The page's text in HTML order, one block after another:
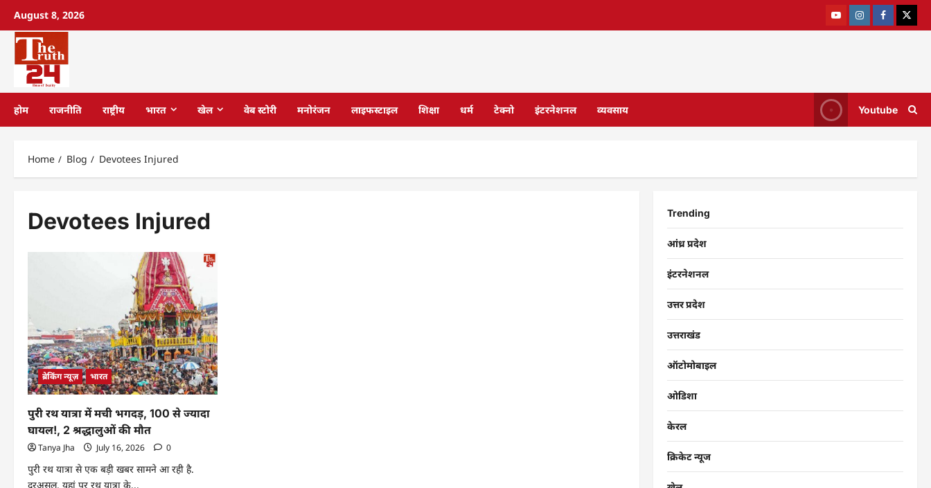
August 8, 2026
होम राजनीति राष्ट्रीय भारत खेल वेब स्टोरी मनोरंजन लाइफस्टाइल शिक्षा धर्म टेक्नो इंटरनेशनल व्यवसाय Youtube
Home Blog Devotees Injured
Devotees Injured
ब्रेकिंग न्यूज़ भारत
पुरी रथ यात्रा में मची भगदड़, 100 से ज्यादा
घायल!, 2 श्रद्धालुओं की मौत
Tanya Jha July 16, 2026 0
पुरी रथ यात्रा से एक बड़ी खबर सामने आ रही है.
दरअसल, यहां पर रथ यात्रा के...
Trending
आंध्र प्रदेश
इंटरनेशनल
उत्तर प्रदेश
उत्तराखंड
ऑटोमोबाइल
ओडिशा
केरल
क्रिकेट न्यूज